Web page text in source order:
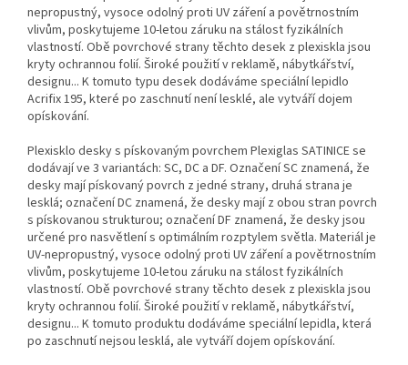
nepropustný, vysoce odolný proti UV záření a povětrnostním
vlivům, poskytujeme 10-letou záruku na stálost fyzikálních
vlastností. Obě povrchové strany těchto desek z plexiskla jsou
kryty ochrannou folií. Široké použití v reklamě, nábytkářství,
designu... K tomuto typu desek dodáváme speciální lepidlo
Acrifix 195, které po zaschnutí není lesklé, ale vytváří dojem
opískování.
Plexisklo desky s pískovaným povrchem Plexiglas SATINICE se
dodávají ve 3 variantách: SC, DC a DF. Označení SC znamená, že
desky mají pískovaný povrch z jedné strany, druhá strana je
lesklá; označení DC znamená, že desky mají z obou stran povrch
s pískovanou strukturou; označení DF znamená, že desky jsou
určené pro nasvětlení s optimálním rozptylem světla. Materiál je
UV-nepropustný, vysoce odolný proti UV záření a povětrnostním
vlivům, poskytujeme 10-letou záruku na stálost fyzikálních
vlastností. Obě povrchové strany těchto desek z plexiskla jsou
kryty ochrannou folií. Široké použití v reklamě, nábytkářství,
designu... K tomuto produktu dodáváme speciální lepidla, která
po zaschnutí nejsou lesklá, ale vytváří dojem opískování.